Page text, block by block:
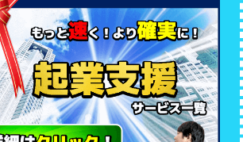
作り方まとめ！
ド｜起業初心者に必要なビジネスメンタ
ル・マインドまとめ！
ン（FBグループ）「初心者起業レベル
アップ広場」
めのFAQ～あなたのビジネスの疑問を解
決します～